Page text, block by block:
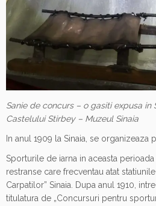
Sanie de concurs – o gasiti expusa
Castelului Stirbey – Muzeul Sinaia
In anul 1909 la Sinaia, se organizeaza
Sporturile de iarna in aceasta
restranse care frecventau atat
Carpatilor” Sinaia. Dupa anul 1910,
titulatura de „Concursuri pentru